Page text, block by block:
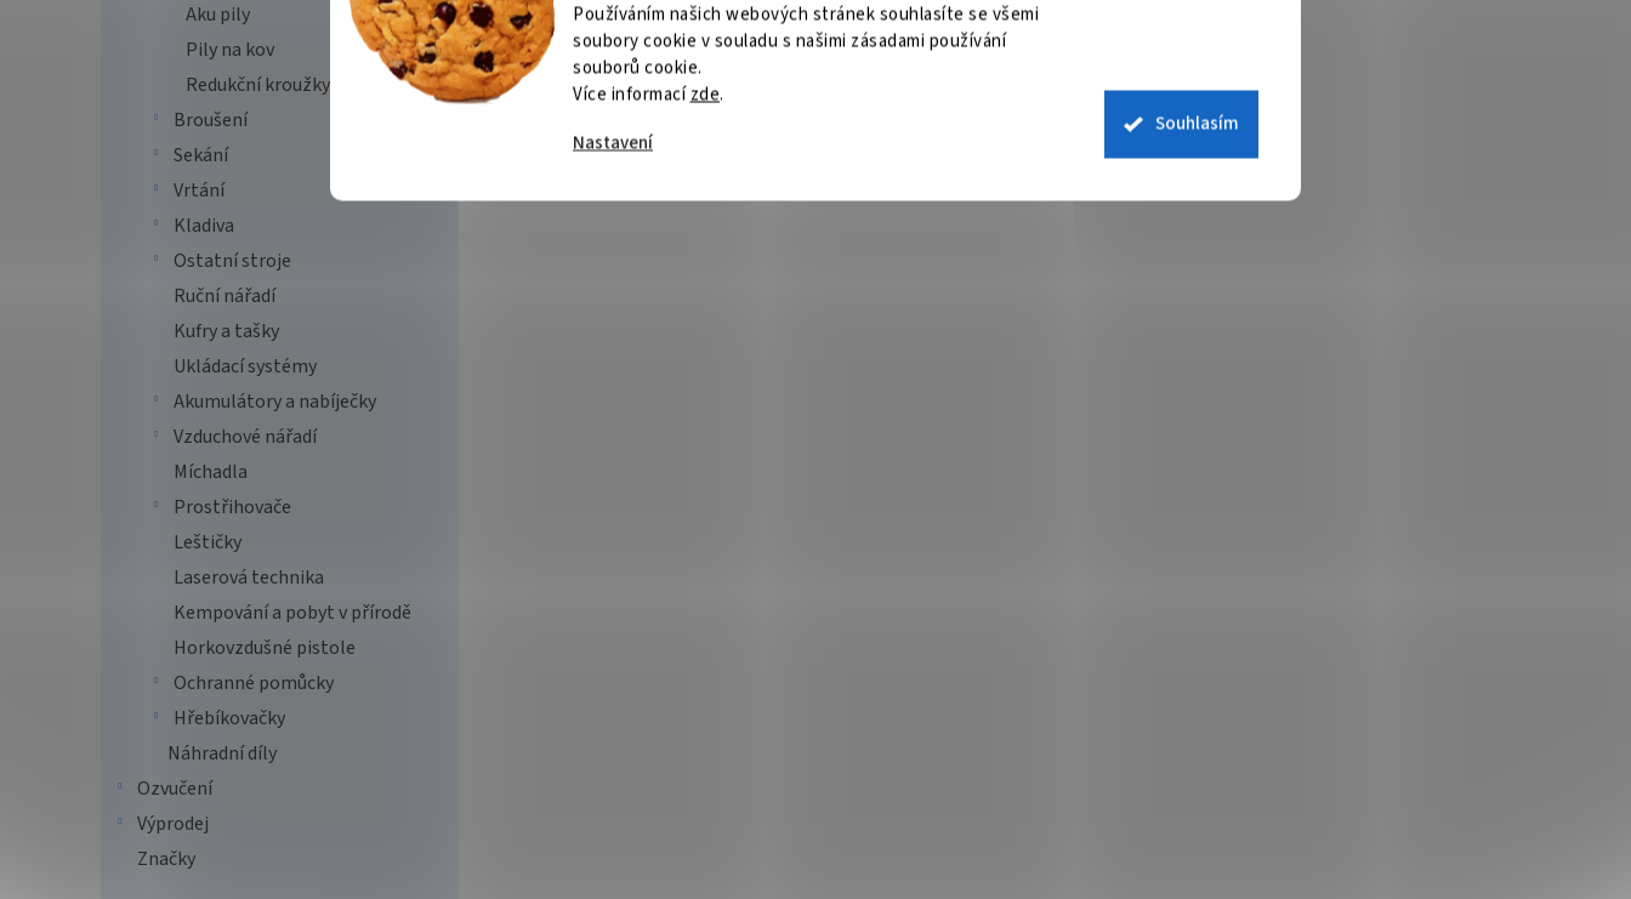
Používáním našich webových stránek souhlasíte se všemi
soubory cookie v souladu s našimi zásadami používání
souborů cookie.
Více informacízde.
Nastavení
Souhlasím
Aku pily
Pily na kov
Redukční kroužky
Broušení
Sekání
Vrtání
Kladiva
Ostatní stroje
Ruční nářadí
Kufry a tašky
Ukládací systémy
Akumulátory a nabíječky
Vzduchové nářadí
Míchadla
Prostřihovače
Leštičky
Laserová technika
Kempování a pobyt v přírodě
Horkovzdušné pistole
Ochranné pomůcky
Hřebíkovačky
Náhradní díly
Ozvučení
Výprodej
Značky